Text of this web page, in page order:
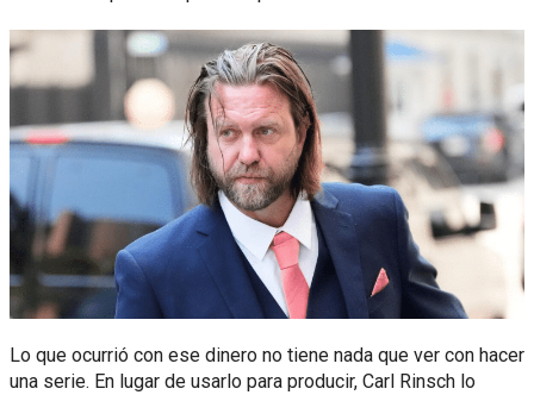
Lo que ocurrió con ese dinero no tiene nada que ver con hacer
una serie. En lugar de usarlo para producir, Carl Rinsch lo